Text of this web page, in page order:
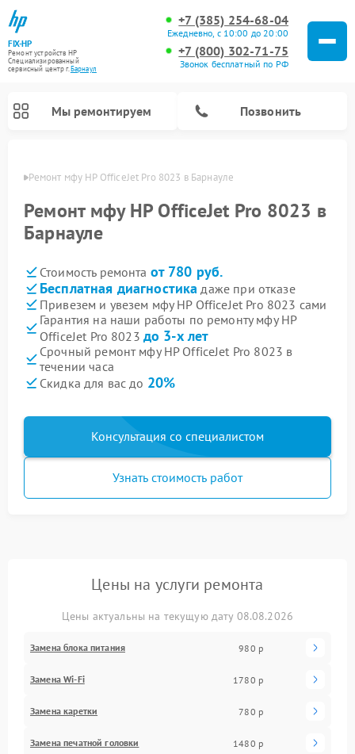
FIX-HP
Ремонт устройств HP
Специализированный
cервисный центр г.Барнаул
+7 (385) 254-68-04
Ежедневно, с 10:00 до 20:00
+7 (800) 302-71-75
Звонок бесплатный по РФ
Мы ремонтируем Позвонить
Ремонт мфу HP OfficeJet Pro 8023 в Барнауле
Ремонт мфу HP OfficeJet Pro 8023 в
Барнауле
Стоимость ремонта от 780 руб.
Бесплатная диагностика даже при отказе
Привезем и увезем мфу HP OfficeJet Pro 8023 сами
Гарантия на наши работы по ремонту мфу HP
OfficeJet Pro 8023 до 3-х лет
Срочный ремонт мфу HP OfficeJet Pro 8023 в
течении часа
Скидка для вас до 20%
Консультация со специалистом
Узнать стоимость работ
Цены на услуги ремонта
Цены актуальны на текущую дату 08.08.2026
Замена блока питания 980 р
Замена Wi-Fi 1780 р
Замена каретки 780 р
Замена печатной головки 1480 р